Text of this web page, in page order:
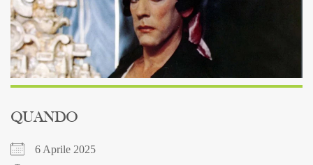
QUANDO
6 Aprile 2025